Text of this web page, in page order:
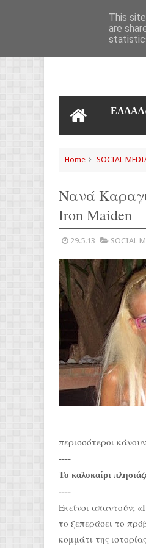
Home SOCIAL
Νανά
Iron Maiden
29.5.13 SOCIAL
περισσότεροι
----
Το καλοκαίρι
----
Εκείνοι απαντούν;
το ξεπεράσει το
κομμάτι της
This
are